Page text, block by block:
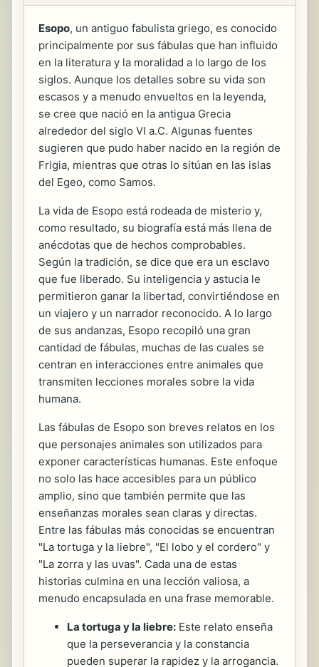
Esopo, un antiguo fabulista griego, es conocido
principalmente por sus fábulas que han influido
en la literatura y la moralidad a lo largo de los
siglos. Aunque los detalles sobre su vida son
escasos y a menudo envueltos en la leyenda,
se cree que nació en la antigua Grecia
alrededor del siglo VI a.C. Algunas fuentes
sugieren que pudo haber nacido en la región de
Frigia, mientras que otras lo sitúan en las islas
del Egeo, como Samos.
La vida de Esopo está rodeada de misterio y,
como resultado, su biografía está más llena de
anécdotas que de hechos comprobables.
Según la tradición, se dice que era un esclavo
que fue liberado. Su inteligencia y astucia le
permitieron ganar la libertad, convirtiéndose en
un viajero y un narrador reconocido. A lo largo
de sus andanzas, Esopo recopiló una gran
cantidad de fábulas, muchas de las cuales se
centran en interacciones entre animales que
transmiten lecciones morales sobre la vida
humana.
Las fábulas de Esopo son breves relatos en los
que personajes animales son utilizados para
exponer características humanas. Este enfoque
no solo las hace accesibles para un público
amplio, sino que también permite que las
enseñanzas morales sean claras y directas.
Entre las fábulas más conocidas se encuentran
"La tortuga y la liebre", "El lobo y el cordero" y
"La zorra y las uvas". Cada una de estas
historias culmina en una lección valiosa, a
menudo encapsulada en una frase memorable.
La tortuga y la liebre: Este relato enseña
que la perseverancia y la constancia
pueden superar la rapidez y la arrogancia.